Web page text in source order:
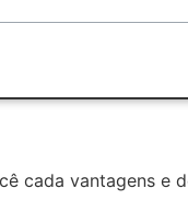
cada vantagens e